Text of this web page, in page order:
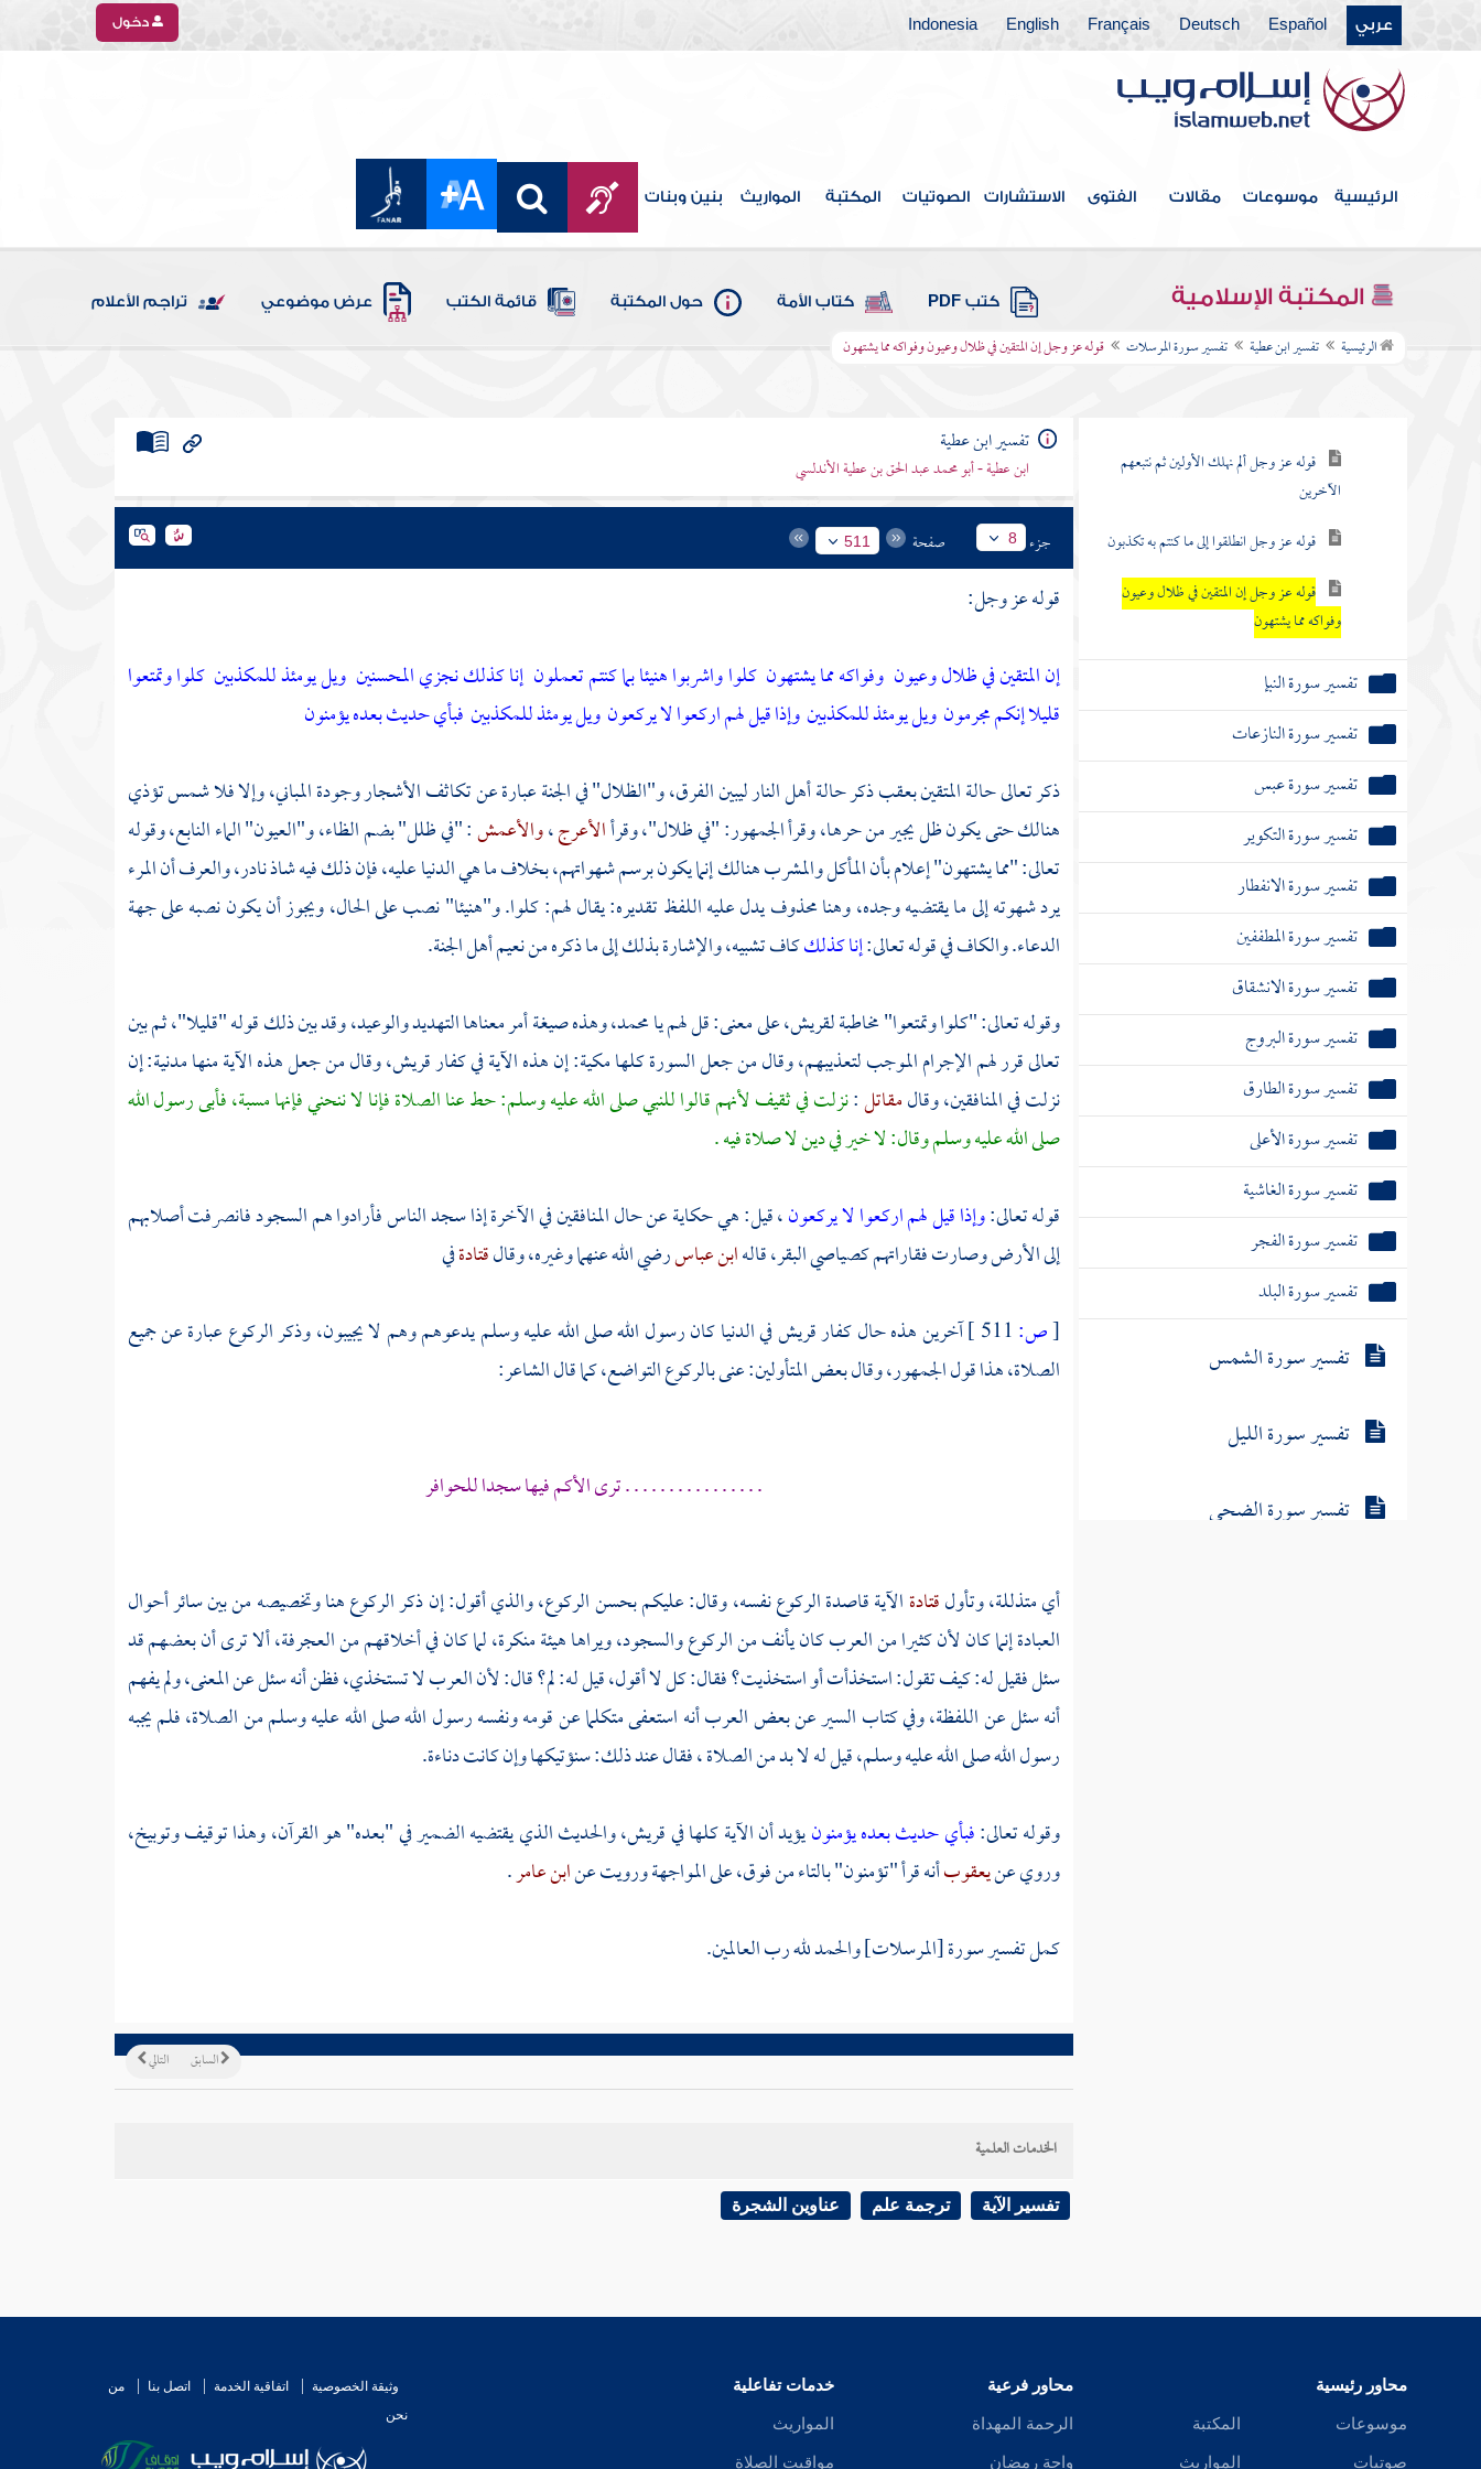
عربي Español
Deutsch
Français
English
Indonesia دخول
الرئيسية موسوعات مقالات الفتوى الاستشارات الصوتيات المكتبة المواريث بنين وبنات
المكتبة الإسلامية كتب PDF كتاب الأمة حول المكتبة قائمة الكتب عرض موضوعي تراجم الأعلام
الرئيسية تفسير ابن عطية تفسير سورة المرسلات قوله عز وجل إن المتقين في ظلال وعيون وفواكه مما يشتهون
تفسير سورة نوح
تفسير سورة الجن
تفسير سورة المزمل
تفسير سورة المدثر
تفسير سورة القيامة
تفسير سورة الإنسان
تفسير سورة المرسلات
قوله عز وجل ألم نهلك الأولين ثم نتبعهم
الآخرين
قوله عز وجل انطلقوا إلى ما كنتم به تكذبون
قوله عز وجل إن المتقين في ظلال وعيون
وفواكه مما يشتهون
تفسير سورة النبإ
تفسير سورة النازعات
تفسير سورة عبس
تفسير سورة التكوير
تفسير سورة الانفطار
تفسير سورة المطففين
تفسير سورة الانشقاق
تفسير سورة البروج
تفسير سورة الطارق
تفسير سورة الأعلى
تفسير سورة الغاشية
تفسير سورة الفجر
تفسير سورة البلد
تفسير سورة الشمس
تفسير سورة الليل
تفسير سورة الضحى
تفسير سورة الهمزة
تفسير سورة الفيل
تفسير ابن عطية
ابن عطية - أبو محمد عبد الحق بن عطية الأندلسي
جزء 8 صفحة 511
قوله عز وجل:
إن المتقين في ظلال وعيون وفواكه مما يشتهون كلوا واشربوا هنيئا بما كنتم تعملون إنا كذلك نجزي المحسنين ويل يومئذ للمكذبين كلوا وتمتعوا
قليلا إنكم مجرمونويل يومئذ للمكذبينوإذا قيل لهم اركعوا لا يركعونويل يومئذ للمكذبينفبأي حديث بعده يؤمنون
ذكر تعالى حالة المتقين بعقب ذكر حالة أهل النار ليبين الفرق، و"الظلال" في الجنة عبارة عن تكاثف الأشجار وجودة المباني، وإلا فلا شمس تؤذي
هنالك حتى يكون ظل يجير من حرها، وقرأ الجمهور: "في ظلال"، وقرأالأعرج،والأعمش: "في ظلل" بضم الظاء، و"العيون" الماء النابع، وقوله
تعالى: "مما يشتهون" إعلام بأن المأكل والمشرب هنالك إنما يكون برسم شهواتهم، بخلاف ما هي الدنيا عليه، فإن ذلك فيه شاذ نادر، والعرف أن المرء
يرد شهوته إلى ما يقتضيه وجده، وهنا محذوف يدل عليه اللفظ تقديره: يقال لهم: كلوا. و"هنيئا" نصب على الحال، ويجوز أن يكون نصبه على جهة
الدعاء. والكاف في قوله تعالى:إنا كذلككاف تشبيه، والإشارة بذلك إلى ما ذكره من نعيم أهل الجنة.
وقوله تعالى: "كلوا وتمتعوا" مخاطبةلقريش،على معنى: قل لهم يامحمد،وهذه صيغة أمر معناها التهديد والوعيد، وقد بين ذلك قوله "قليلا"، ثم بين
تعالى قرر لهم الإجرام الموجب لتعذيبهم، وقال من جعل السورة كلها مكية: إن هذه الآية في كفارقريش،وقال من جعل هذه الآية منها مدنية: إن
نزلت في المنافقين، وقالمقاتل:نزلت فيثقيفلأنهم قالوا للنبي صلى الله عليه وسلم: حط عنا الصلاة فإنا لا ننحني فإنها مسبة، فأبى رسول الله
صلى الله عليه وسلم وقال: لا خير في دين لا صلاة فيه .
قوله تعالى:وإذا قيل لهم اركعوا لا يركعون، قيل: هي حكاية عن حال المنافقين في الآخرة إذا سجد الناس فأرادوا هم السجود فانصرفت أصلابهم
إلى الأرض وصارت فقاراتهم كصياصي البقر، قالهابن عباسرضي الله عنهما وغيره، وقالقتادةفي
[ص: آخرين هذه حال كفارقريشفي الدنيا كان رسول الله صلى الله عليه وسلم يدعوهم وهم لا يجيبون، وذكر الركوع عبارة عن جميع
الصلاة، هذا قول الجمهور، وقال بعض المتأولين: عنى بالركوع التواضع، كما قال الشاعر:
. . . . . . . . . . . . . . . . ترى الأكم فيها سجدا للحوافر
أي متذللة، وتأولقتادةالآية قاصدة الركوع نفسه، وقال: عليكم بحسن الركوع، والذي أقول: إن ذكر الركوع هنا وتخصيصه من بين سائر أحوال
العبادة إنما كان لأن كثيرا منالعربكان يأنف من الركوع والسجود، ويراها هيئة منكرة، لما كان في أخلاقهم من العجرفة، ألا ترى أن بعضهم قد
سئل فقيل له: كيف تقول: استخذأت أو استخذيت؟ فقال: كل لا أقول، قيل له: لم؟ قال: لأنالعربلا تستخذي، فظن أنه سئل عن المعنى، ولم يفهم
أنه سئل عن اللفظة، وفي كتاب السير عن بعضالعربأنه استعفى متكلما عن قومه ونفسه رسول الله صلى الله عليه وسلم من الصلاة، فلم يجبه
رسول الله صلى الله عليه وسلم، قيل له لا بد من الصلاة ، فقال عند ذلك: سنؤتيكها وإن كانت دناءة.
وقوله تعالى:فبأي حديث بعده يؤمنونيؤيد أن الآية كلها فيقريش،والحديث الذي يقتضيه الضمير في "بعده" هو القرآن، وهذا توقيف وتوبيخ،
وروي عنيعقوبأنه قرأ "تؤمنون" بالتاء من فوق، على المواجهة ورويت عنابن عامر.
كمل تفسير سورة [المرسلات] والحمد لله رب العالمين.
التالي السابق
الخدمات العلمية
تفسير الآية ترجمة علم عناوين الشجرة
محاور رئيسية
موسوعات
صوتيات
المكتبة
المواريث
محاور فرعية
الرحمة المهداة
واحة رمضان
خدمات تفاعلية
المواريث
مواقيت الصلاة
وثيقة الخصوصية اتفاقية الخدمة اتصل بنا
من
نحن